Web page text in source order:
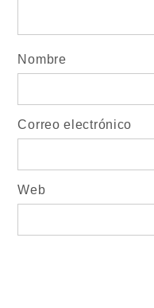
Nombre
Correo electrónico
Web